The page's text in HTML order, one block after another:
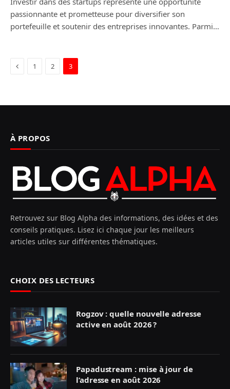
passionnante et prometteuse pour diversifier son
portefeuille et soutenir des entreprises innovantes. Parmi…
Previous
1 2 3
À PROPOS
Retrouvez sur Blog Alpha des informations, des idées et des
conseils pratiques. Lisez ici chaque jour les meilleurs
articles utiles sur différentes thématiques.
CHOIX DES LECTEURS
Rogzov : quelle nouvelle adresse
active en août 2026 ?
Papadustream : mise à jour de
l’adresse en août 2026